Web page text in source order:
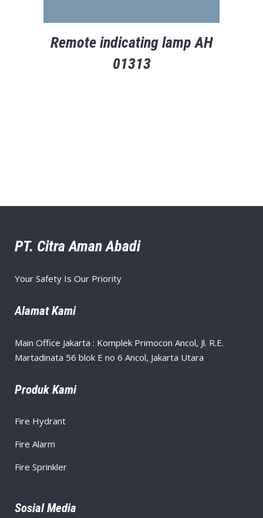
Remote indicating lamp AH
01313
PT. Citra Aman Abadi
Your Safety Is Our Priority
Alamat Kami
Main Office Jakarta : Komplek Primocon Ancol, Jl. R.E.
Martadinata 56 blok E no 6 Ancol, Jakarta Utara
Produk Kami
Fire Hydrant
Fire Alarm
Fire Sprinkler
Sosial Media